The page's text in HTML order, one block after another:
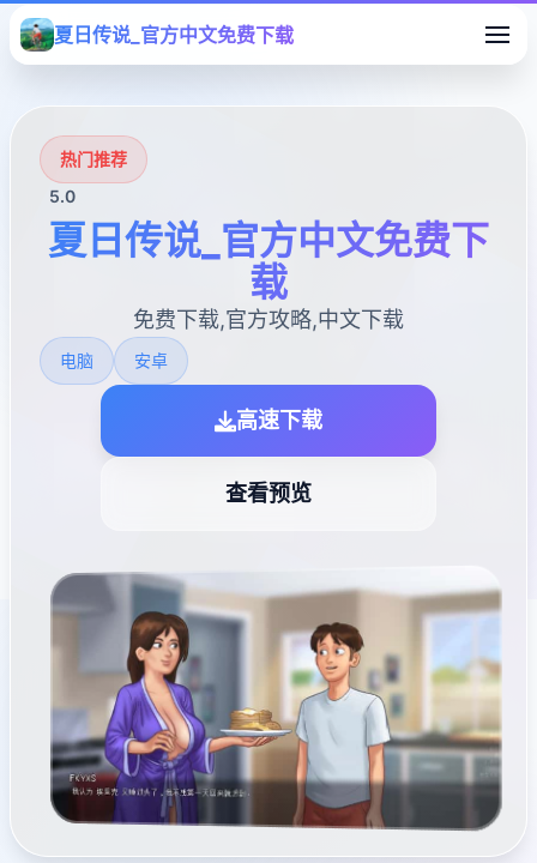
夏日传说_官方中文免费下载
热门推荐
5.0
夏日传说_官方中文免费下
载
免费下载,官方攻略,中文下载
电脑 安卓
高速下载
查看预览